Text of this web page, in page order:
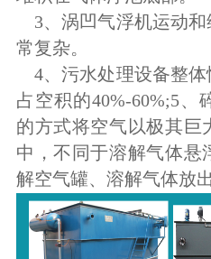
3、涡凹气浮机运动和
常复杂。
4、污水处理设备整体
占空积的40%-60%;5
的方式将空气以极其巨
中，不同于溶解气体悬
解空气罐、溶解气体放